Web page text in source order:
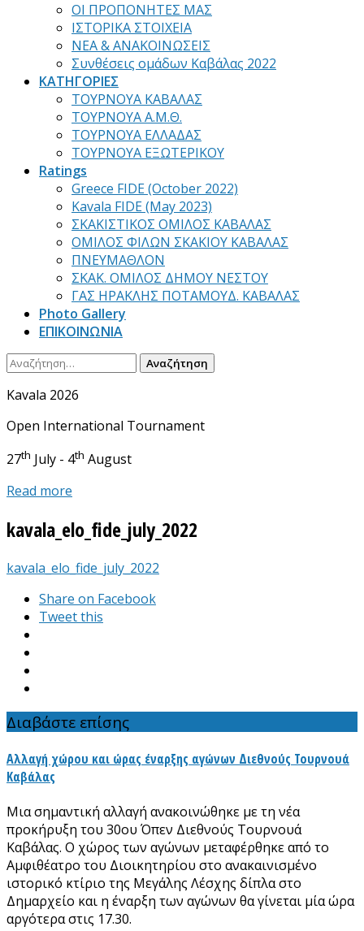
ΟΙ ΠΡΟΠΟΝΗΤΕΣ ΜΑΣ
ΙΣΤΟΡΙΚΑ ΣΤΟΙΧΕΙΑ
ΝΕΑ & ΑΝΑΚΟΙΝΩΣΕΙΣ
Συνθέσεις ομάδων Καβάλας 2022
ΚΑΤΗΓΟΡΙΕΣ
ΤΟΥΡΝΟΥΑ ΚΑΒΑΛΑΣ
ΤΟΥΡΝΟΥΑ Α.Μ.Θ.
ΤΟΥΡΝΟΥΑ ΕΛΛΑΔΑΣ
ΤΟΥΡΝΟΥΑ ΕΞΩΤΕΡΙΚΟΥ
Ratings
Greece FIDE (October 2022)
Kavala FIDE (May 2023)
ΣΚΑΚΙΣΤΙΚΟΣ ΟΜΙΛΟΣ ΚΑΒΑΛΑΣ
ΟΜΙΛΟΣ ΦΙΛΩΝ ΣΚΑΚΙΟΥ ΚΑΒΑΛΑΣ
ΠΝΕΥΜΑΘΛΟΝ
ΣΚΑΚ. ΟΜΙΛΟΣ ΔΗΜΟΥ ΝΕΣΤΟΥ
ΓΑΣ ΗΡΑΚΛΗΣ ΠΟΤΑΜΟΥΔ. ΚΑΒΑΛΑΣ
Photo Gallery
ΕΠΙΚΟΙΝΩΝΙΑ
Αναζήτηση
Kavala 2026
Open International Tournament
27th July - 4th August
Read more
kavala_elo_fide_july_2022
kavala_elo_fide_july_2022
Share on Facebook
Tweet this
Διαβάστε επίσης
Αλλαγή χώρου και ώρας έναρξης αγώνων Διεθνούς Τουρνουά
Καβάλας
Μια σημαντική αλλαγή ανακοινώθηκε με τη νέα
προκήρυξη του 30ου Όπεν Διεθνούς Τουρνουά
Καβάλας. Ο χώρος των αγώνων μεταφέρθηκε από το
Αμφιθέατρο του Διοικητηρίου στο ανακαινισμένο
ιστορικό κτίριο της Μεγάλης Λέσχης δίπλα στο
Δημαρχείο και η έναρξη των αγώνων θα γίνεται μία ώρα
αργότερα στις 17.30.